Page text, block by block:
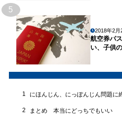
5
2018年2月
航空券パ
い、子供
1 にほんじん、にっぽんじん問題に
2 まとめ 本当にどっちでもいい